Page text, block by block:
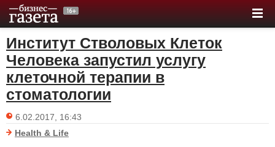
Институт Стволовых Клеток
Человека запустил услугу
клеточной терапии в
стоматологии
6.02.2017, 16:43
Health & Life